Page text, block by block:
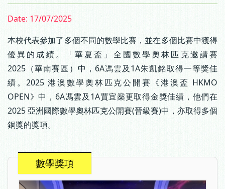
Date: 17/07/2025
本校代表參加了多個不同的數學比賽，並在多個比賽中獲得
優異的成績。「華夏盃」全國數學奧林匹克邀請賽
2025（華南賽區）中，6A馮雲及1A朱凱銘取得一等獎佳
績。2025 港澳數學奧林匹克公開賽《港澳盃 HKMO
OPEN》中，6A馮雲及1A賈宜燊更取得金獎佳績，他們在
2025 亞洲國際數學奧林匹克公開賽(晉級賽)中，亦取得多個
銅獎的獎項。
數學獎項